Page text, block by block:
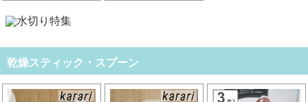
乾燥スティック・スプーン